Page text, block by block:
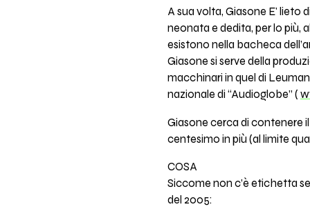
A sua volta, Giasone E' lieto
neonata e dedita, per lo più,
esistono nella bacheca
Giasone si serve della
macchinari in quel di
nazionale di “Audioglobe” (
Giasone cerca di contenere
centesimo in più (al limite
COSA
Siccome non c’è etichetta
del 2005: